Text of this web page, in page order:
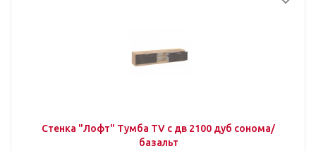
Стенка "Лофт" Тумба TV с дв 2100 дуб сонома/
базальт